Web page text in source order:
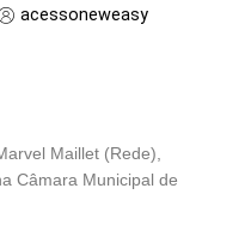
acessoneweasy
Maillet (Rede),
Câmara Municipal de